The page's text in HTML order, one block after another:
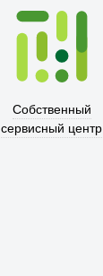
Собственный
сервисный центр